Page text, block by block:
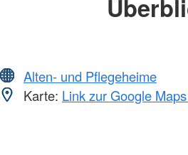
Alten- und Pflegeheime
Karte: Link zur Google